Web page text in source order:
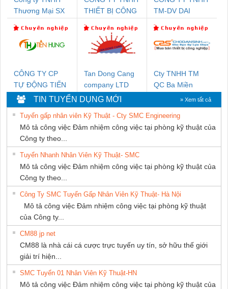
Thương Mại SX
THIẾT BỊ CÔNG
SETSUBI VIỆT
NAM
TM-DV DAI
CÔNG TY CP
TỰ ĐỘNG TIẾN
HƯNG
Tan Dong Cang
company LTD
Cty TNHH TM
QC Ba Miền
TIN TUYỂN DỤNG MỚI » Xem tất cả
Tuyển gấp nhân viên Kỹ Thuật - Cty SMC Engineering
Mô tả công việc Đảm nhiệm công việc tại phòng kỹ thuật của
Công ty theo...
Tuyển Nhanh Nhân Viên Kỹ Thuật- SMC
Mô tả công việc Đảm nhiệm công việc tại phòng kỹ thuật của
Công ty theo...
Công Ty SMC Tuyển Gấp Nhân Viên Kỹ Thuật- Hà Nội
Mô tả công việc Đảm nhiệm công việc tại phòng kỹ thuật
của Công ty...
CM88 jp net
CM88 là nhà cái cá cược trực tuyến uy tín, sở hữu thế giới
giải trí hiện...
SMC Tuyển 01 Nhân Viên Kỹ Thuật-HN
Mô tả công việc Đảm nhiệm công việc tại phòng kỹ thuật của